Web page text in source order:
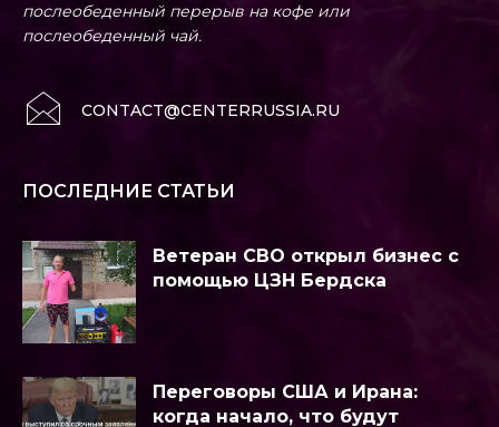
послеобеденный перерыв на кофе или
послеобеденный чай.
CONTACT@CENTERRUSSIA.RU
ПОСЛЕДНИЕ СТАТЬИ
Ветеран СВО открыл бизнес с
помощью ЦЗН Бердска
Переговоры США и Ирана:
когда начало, что будут